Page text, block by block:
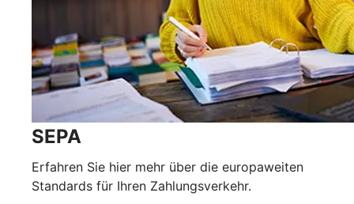
SEPA
Erfahren Sie hier mehr über die europaweiten
Standards für Ihren Zahlungsverkehr.